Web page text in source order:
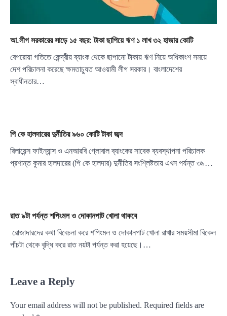
আ.লীগ সরকারের সাড়ে ১৫ বছর: টাকা ছাপিয়ে ঋণ ১ লাখ ৩২ হাজার কোটি
বেপরোয়া গতিতে কেন্দ্রীয় ব্যাংক থেকে ছাপানো টাকায় ঋণ নিয়ে অধিকাংশ সময়ে
দেশ পরিচালনা করেছে ক্ষমতাচ্যুত আওয়ামী লীগ সরকার। বাংলাদেশের
স্বাধীনতার…
পি কে হালদারের দুর্নীতির ৯৬০ কোটি টাকা জব্দ
রিলায়েন্স ফাইন্যান্স ও এনআরবি গ্লোবাল ব্যাংকের সাবেক ব্যবস্থাপনা পরিচালক
প্রশান্ত কুমার হালদারের (পি কে হালদার) দুর্নীতির সংশ্লিষ্টতায় এখন পর্যন্ত ৩৯…
রাত ৯টা পর্যন্ত শপিংমল ও দোকানপাট খোলা থাকবে
রোজাদারদের কথা বিবেচনা করে শপিংমল ও দোকানপাট খোলা রাখার সময়সীমা বিকেল
পাঁচটা থেকে বৃদ্ধি করে রাত নয়টা পর্যন্ত করা হয়েছে।…
Leave a Reply
Your email address will not be published. Required fields are